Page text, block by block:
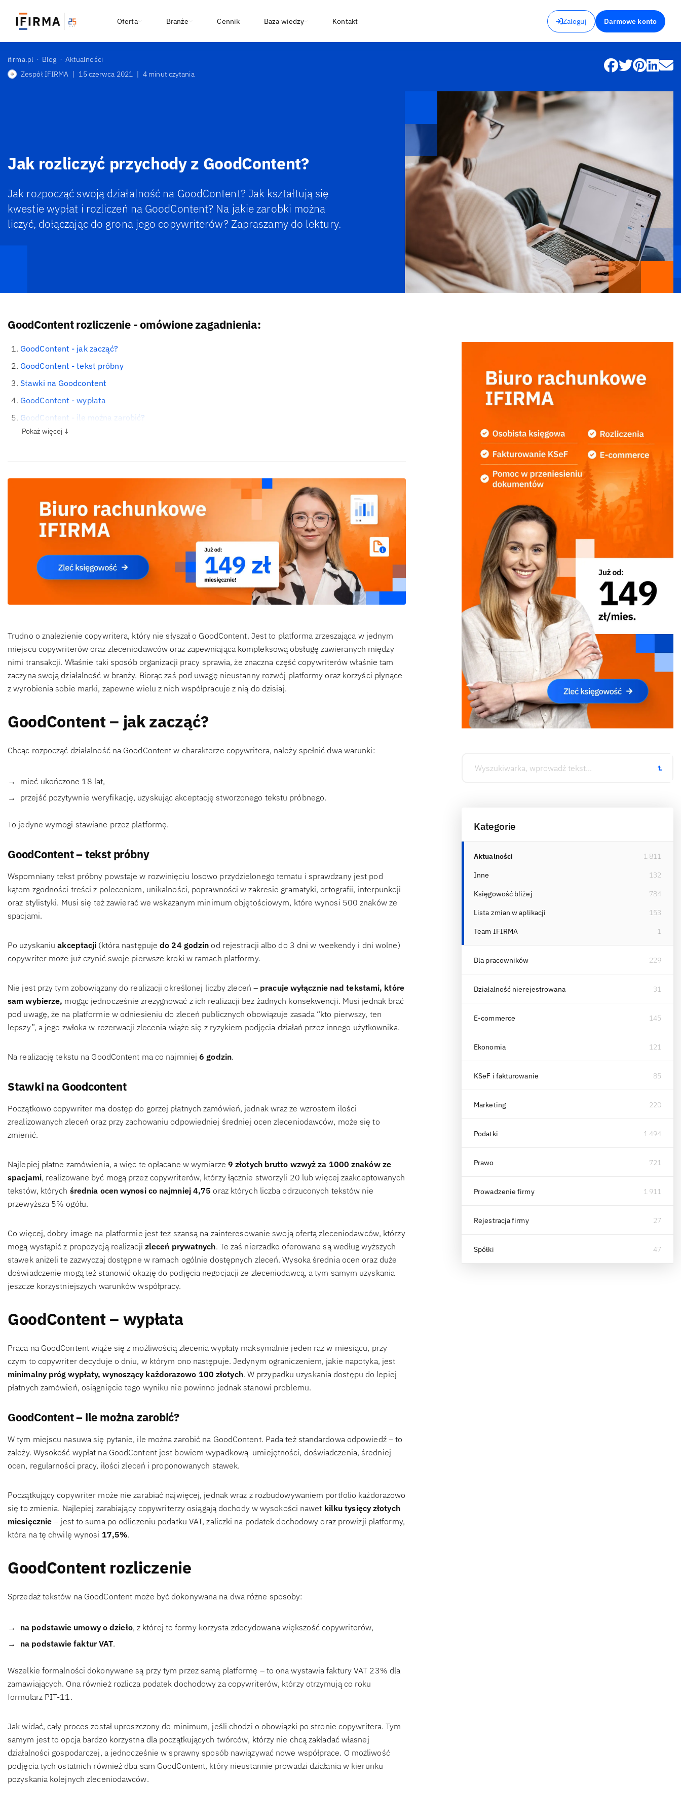
Zaloguj Darmowe konto
Oferta Branże Cennik Baza wiedzy Kontakt
ifirma.pl Blog
Aktualności
Zespół IFIRMA | 15 czerwca 2021 | 4 minut czytania
Jak rozliczyć przychody z GoodContent?
Jak rozpocząć swoją działalność na GoodContent? Jak kształtują się
kwestie wypłat i rozliczeń na GoodContent? Na jakie zarobki można
liczyć, dołączając do grona jego copywriterów? Zapraszamy do lektury.
GoodContent rozliczenie - omówione zagadnienia:
GoodContent - jak zacząć?
GoodContent - tekst próbny
Stawki na Goodcontent
GoodContent - wypłata
GoodContent - ile można zarobić?
Pokaż więcej ↓
Trudno o znalezienie copywritera, który nie słyszał o GoodContent. Jest to platforma zrzeszająca w jednym
miejscu copywriterów oraz zleceniodawców oraz zapewniająca kompleksową obsługę zawieranych między
nimi transakcji. Właśnie taki sposób organizacji pracy sprawia, że znaczna część copywriterów właśnie tam
zaczyna swoją działalność w branży. Biorąc zaś pod uwagę nieustanny rozwój platformy oraz korzyści płynące
z wyrobienia sobie marki, zapewne wielu z nich współpracuje z nią do dzisiaj.
GoodContent – jak zacząć?
Chcąc rozpocząć działalność na GoodContent w charakterze copywritera, należy spełnić dwa warunki:
mieć ukończone 18 lat,
przejść pozytywnie weryfikację, uzyskując akceptację stworzonego tekstu próbnego.
To jedyne wymogi stawiane przez platformę.
GoodContent – tekst próbny
Wspomniany tekst próbny powstaje w rozwinięciu losowo przydzielonego tematu i sprawdzany jest pod
kątem zgodności treści z poleceniem, unikalności, poprawności w zakresie gramatyki, ortografii, interpunkcji
oraz stylistyki. Musi się też zawierać we wskazanym minimum objętościowym, które wynosi 500 znaków ze
spacjami.
Po uzyskaniuakceptacji (która następuje do 24 godzinod rejestracji albo do 3 dni w weekendy i dni wolne)
copywriter może już czynić swoje pierwsze kroki w ramach platformy.
Nie jest przy tym zobowiązany do realizacji określonej liczby zleceń – pracuje wyłącznie nad tekstami, które
sam wybierze, mogąc jednocześnie zrezygnować z ich realizacji bez żadnych konsekwencji. Musi jednak brać
pod uwagę, że na platformie w odniesieniu do zleceń publicznych obowiązuje zasada “kto pierwszy, ten
lepszy”, a jego zwłoka w rezerwacji zlecenia wiąże się z ryzykiem podjęcia działań przez innego użytkownika.
Na realizację tekstu na GoodContent ma co najmniej6 godzin.
Stawki na Goodcontent
Początkowo copywriter ma dostęp do gorzej płatnych zamówień, jednak wraz ze wzrostem ilości
zrealizowanych zleceń oraz przy zachowaniu odpowiedniej średniej ocen zleceniodawców, może się to
zmienić.
Najlepiej płatne zamówienia, a więc te opłacane w wymiarze 9 złotych brutto wzwyż za 1000 znaków ze
spacjami, realizowane być mogą przez copywriterów, którzy łącznie stworzyli 20 lub więcej zaakceptowanych
tekstów, których średnia ocen wynosi co najmniej 4,75 oraz których liczba odrzuconych tekstów nie
przewyższa 5% ogółu.
Co więcej, dobry image na platformie jest też szansą na zainteresowanie swoją ofertą zleceniodawców, którzy
mogą wystąpić z propozycją realizacji zleceń prywatnych. Te zaś nierzadko oferowane są według wyższych
stawek aniżeli te zazwyczaj dostępne w ramach ogólnie dostępnych zleceń. Wysoka średnia ocen oraz duże
doświadczenie mogą też stanowić okazję do podjęcia negocjacji ze zleceniodawcą, a tym samym uzyskania
jeszcze korzystniejszych warunków współpracy.
GoodContent – wypłata
Praca na GoodContent wiąże się z możliwością zlecenia wypłaty maksymalnie jeden raz w miesiącu, przy
czym to copywriter decyduje o dniu, w którym ono następuje. Jedynym ograniczeniem, jakie napotyka, jest
minimalny próg wypłaty, wynoszący każdorazowo 100 złotych. W przypadku uzyskania dostępu do lepiej
płatnych zamówień, osiągnięcie tego wyniku nie powinno jednak stanowi problemu.
GoodContent – ile można zarobić?
W tym miejscu nasuwa się pytanie, ile można zarobić na GoodContent. Pada też standardowa odpowiedź – to
zależy. Wysokość wypłat na GoodContent jest bowiem wypadkową umiejętności, doświadczenia, średniej
ocen, regularności pracy, ilości zleceń i proponowanych stawek.
Początkujący copywriter może nie zarabiać najwięcej, jednak wraz z rozbudowywaniem portfolio każdorazowo
się to zmienia. Najlepiej zarabiający copywriterzy osiągają dochody w wysokości nawet kilku tysięcy złotych
miesięcznie – jest to suma po odliczeniu podatku VAT, zaliczki na podatek dochodowy oraz prowizji platformy,
która na tę chwilę wynosi 17,5%.
GoodContent rozliczenie
Sprzedaż tekstów na GoodContent może być dokonywana na dwa różne sposoby:
na podstawie umowy o dzieło, z której to formy korzysta zdecydowana większość copywriterów,
na podstawie faktur VAT.
Wszelkie formalności dokonywane są przy tym przez samą platformę – to ona wystawia faktury VAT 23% dla
zamawiających. Ona również rozlicza podatek dochodowy za copywriterów, którzy otrzymują co roku
formularz PIT-11.
Jak widać, cały proces został uproszczony do minimum, jeśli chodzi o obowiązki po stronie copywritera. Tym
samym jest to opcja bardzo korzystna dla początkujących twórców, którzy nie chcą zakładać własnej
działalności gospodarczej, a jednocześnie w sprawny sposób nawiązywać nowe współprace. O możliwość
podjęcia tych ostatnich również dba sam GoodContent, który nieustannie prowadzi działania w kierunku
pozyskania kolejnych zleceniodawców.
Kategorie
Aktualności 1 811
Inne 132
Księgowość bliżej 784
Lista zmian w aplikacji 153
Team IFIRMA 1
Dla pracowników 229
Działalność nierejestrowana 31
E-commerce 145
Ekonomia 121
KSeF i fakturowanie 85
Marketing 220
Podatki 1 494
Prawo 721
Prowadzenie firmy 1 911
Rejestracja firmy 27
Spółki 47